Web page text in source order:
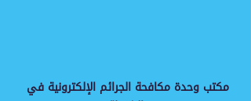
مكتب وحدة مكافحة الجرائم الإلكترونية في